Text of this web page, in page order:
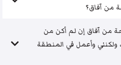
من آفاق؟
من آفاق إن لم أكن من
ولكنني وأعمل في المنطقة